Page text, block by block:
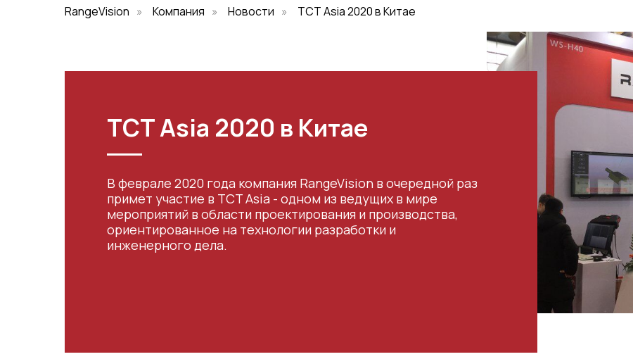
RangeVision » Компания » Новости » TCT Asia 2020 в Китае
TCT Asia 2020 в Китае
В феврале 2020 года компания RangeVision в очередной раз
примет участие в TCT Asia - одном из ведущих в мире
мероприятий в области проектирования и производства,
ориентированное на технологии разработки и
инженерного дела.